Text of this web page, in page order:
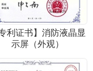
专利证书】消防液晶显
示屏（外观）